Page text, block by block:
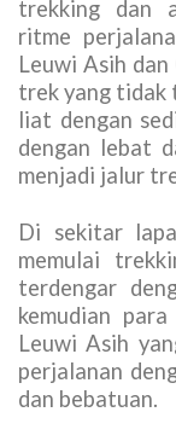
trekking dan
ritme
Leuwi Asih
trek yang tidak
liat dengan
dengan lebat
menjadi jalur
Di sekitar
memulai
terdengar
kemudian
Leuwi Asih
perjalanan
dan bebatuan.